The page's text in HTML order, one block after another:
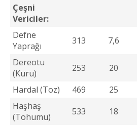
Çeşni
Vericiler:
Defne
Yaprağı
313 7,6
Dereotu
(Kuru)
253 20
Hardal (Toz)
469 25
Haşhaş
(Tohumu)
533 18